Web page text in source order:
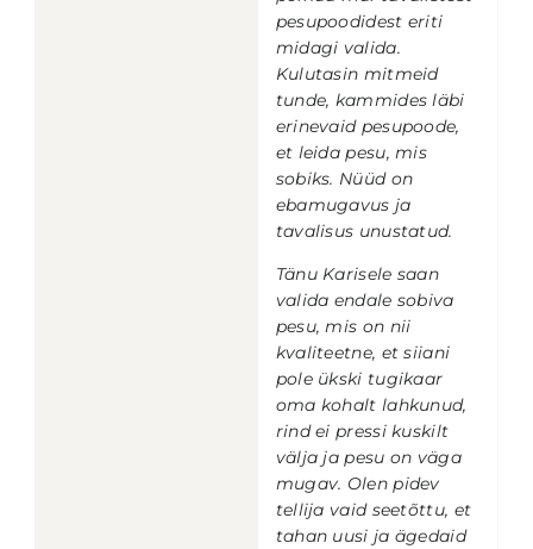
pesupoodidest eriti
midagi valida.
Kulutasin mitmeid
tunde, kammides läbi
erinevaid pesupoode,
et leida pesu, mis
sobiks. Nüüd on
ebamugavus ja
tavalisus unustatud.
Tänu Karisele saan
valida endale sobiva
pesu, mis on nii
kvaliteetne, et siiani
pole ükski tugikaar
oma kohalt lahkunud,
rind ei pressi kuskilt
välja ja pesu on väga
mugav. Olen pidev
tellija vaid seetõttu, et
tahan uusi ja ägedaid